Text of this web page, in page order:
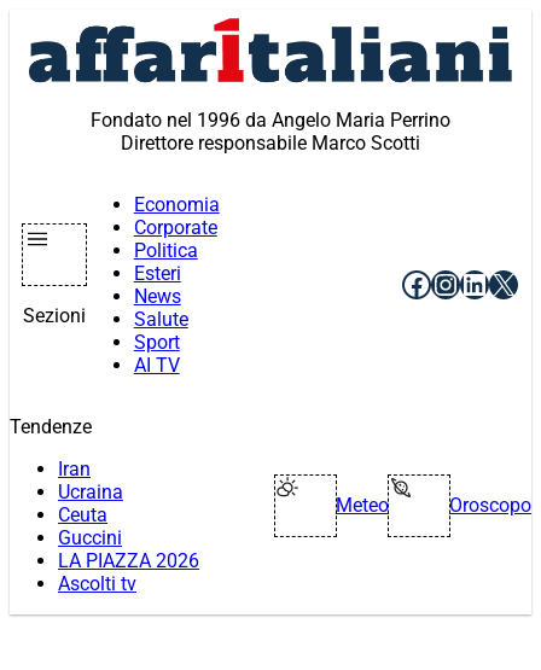
contenuto
Fondato nel 1996 da Angelo Maria Perrino
Direttore responsabile Marco Scotti
Sezioni
Economia
Corporate
Politica
Esteri
News
Salute
Sport
AI TV
Facebook
X
Tendenze
Iran
Ucraina
Ceuta
Guccini
LA PIAZZA 2026
Ascolti tv
Meteo Oroscopo